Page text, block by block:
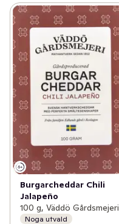
Burgarcheddar Chili
Jalapeño
100 g, Väddö Gårdsmejeri
Noga utvald